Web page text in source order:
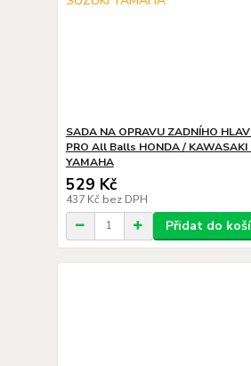
SADA NA OPRAVU ZADNÍHO
PRO All Balls HONDA / KAWASAKI
YAMAHA
529 Kč
437 Kč bez DPH
Přidat do